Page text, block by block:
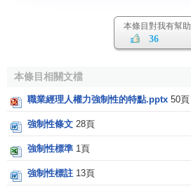
本條目對我有幫助
36
本條目相關文檔
職業經理人權力強制性的特點.pptx 50頁
強制性條文 28頁
強制性標準 1頁
強制性標註 13頁